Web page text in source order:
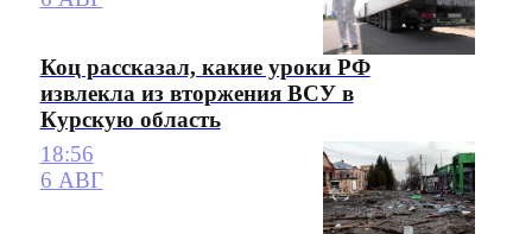
Коц рассказал, какие уроки РФ
извлекла из вторжения ВСУ в
Курскую область
18:56
6 АВГ